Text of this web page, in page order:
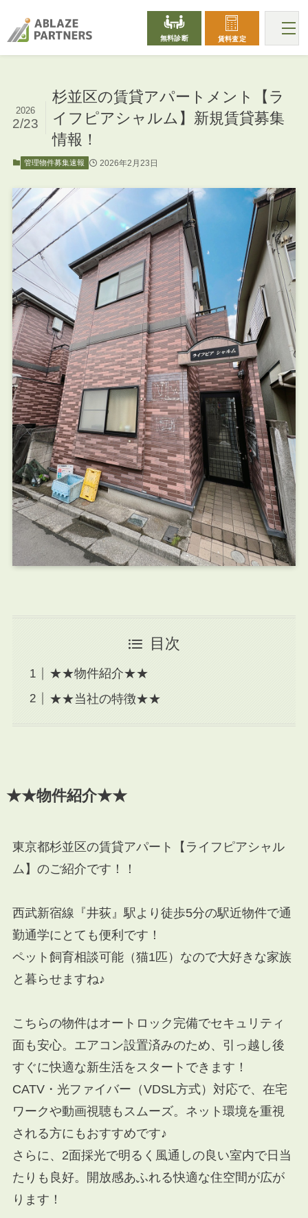
無料診断 賃料査定
杉並区の賃貸アパートメント【ラ
イフピアシャルム】新規賃貸募集
情報！
2026
2/23
管理物件募集速報 2026年2月23日
目次
★★物件紹介★★
★★当社の特徴★★
★★物件紹介★★
東京都杉並区の賃貸アパート【ライフピアシャル
ム】のご紹介です！！
西武新宿線『井荻』駅より徒歩5分の駅近物件で通
勤通学にとても便利です！
ペット飼育相談可能（猫1匹）なので大好きな家族
と暮らせますね♪
こちらの物件はオートロック完備でセキュリティ
面も安心。エアコン設置済みのため、引っ越し後
すぐに快適な新生活をスタートできます！
CATV・光ファイバー（VDSL方式）対応で、在宅
ワークや動画視聴もスムーズ。ネット環境を重視
される方にもおすすめです♪
さらに、2面採光で明るく風通しの良い室内で日当
たりも良好。開放感あふれる快適な住空間が広が
ります！